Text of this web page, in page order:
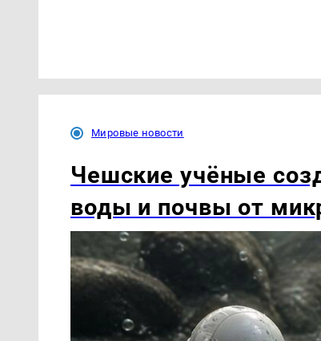
Мировые новости
Чешские учёные
воды и почвы от